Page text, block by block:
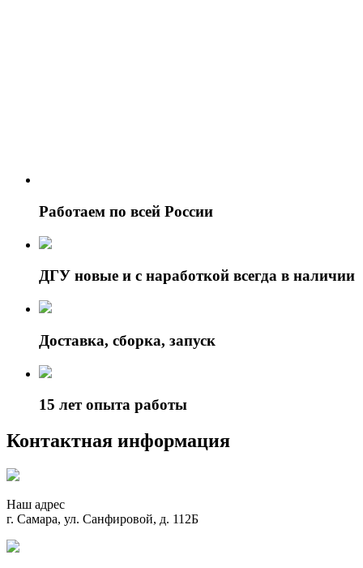
Работаем по всей России
ДГУ новые и с наработкой всегда в наличии
Доставка, сборка, запуск
15 лет опыта работы
Контактная информация
Наш адрес
г. Самара, ул. Санфировой, д. 112Б